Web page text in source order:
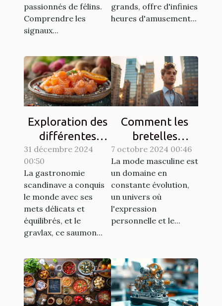
passionnés de félins.
Comprendre les
signaux...
grands, offre d'infinies
heures d'amusement...
Exploration des
différentes
techniques de
gravlax avec
légumes racines
31 décembre 2024
00:50
La gastronomie
scandinave a conquis
le monde avec ses
mets délicats et
équilibrés, et le
gravlax, ce saumon...
Comment les
bretelles
redéfinissent
l'élégance
masculine
moderne
7 octobre 2024 00:46
La mode masculine est
un domaine en
constante évolution,
un univers où
l'expression
personnelle et le...